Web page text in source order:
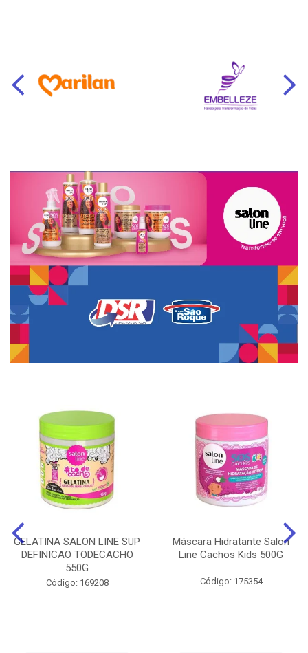
GELATINA SALON LINE SUP
DEFINICAO TODECACHO
550G
Código: 169208
Máscara Hidratante Salon
Line Cachos Kids 500G
Código: 175354